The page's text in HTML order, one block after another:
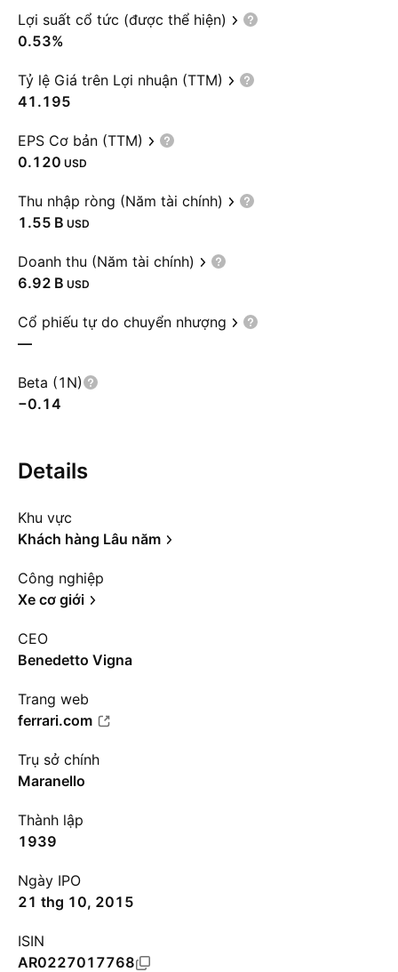
Lợi suất cổ tức (được thể hiện)
0.53%
Tỷ lệ Giá trên Lợi nhuận (TTM)
41.195
EPS Cơ bản (TTM)
0.120 USD
Thu nhập ròng (Năm tài chính)
‪1.55 B‬ USD
Doanh thu (Năm tài chính)
‪6.92 B‬ USD
Cổ phiếu tự do chuyển nhượng
—
Beta (1N)
−0.14
Details
Khu vực
Khách hàng Lâu năm
Công nghiệp
Xe cơ giới
CEO
Benedetto Vigna
Trang web
ferrari.com
Trụ sở chính
Maranello
Thành lập
1939
Ngày IPO
21 thg 10, 2015
ISIN
AR0227017768